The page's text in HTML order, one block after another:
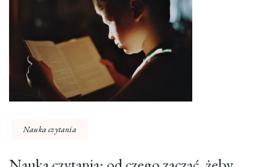
Nauka czytania